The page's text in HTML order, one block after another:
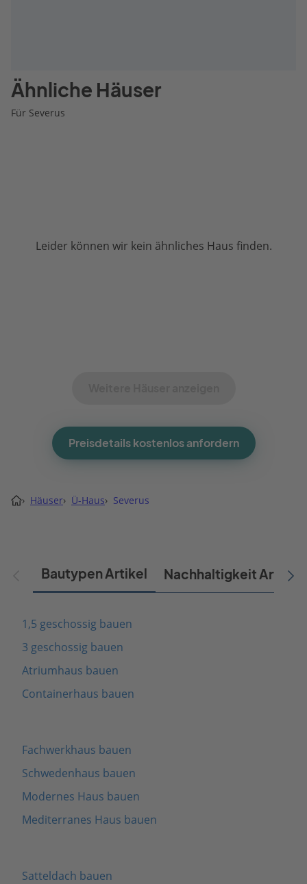
Ähnliche Häuser
Für Severus
Leider können wir kein ähnliches Haus finden.
Preisdetails kostenlos anfordern
› Häuser› Ü-Haus› Severus
Bautypen Artikel Nachhaltigkeit Artikel
1,5 geschossig bauen
3 geschossig bauen
Atriumhaus bauen
Containerhaus bauen
Fachwerkhaus bauen
Schwedenhaus bauen
Modernes Haus bauen
Mediterranes Haus bauen
Satteldach bauen